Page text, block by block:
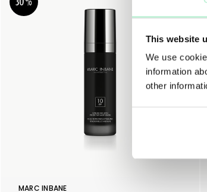
This website
We use
information
other
MARC INBANE